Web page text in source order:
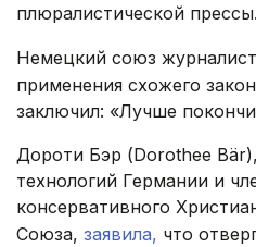
плюралистической прессы.
Немецкий союз
применения схожего
заключил: «Лучше
Дороти Бэр (Dorothee
технологий Германии и
консервативного
Союза, заявила, что